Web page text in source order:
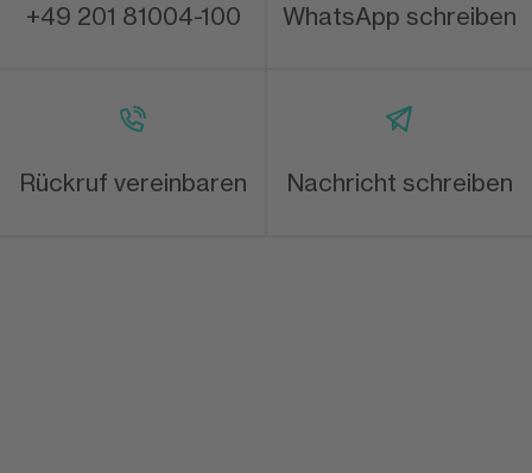
+49 201 81004-100 WhatsApp schreiben
Rückruf vereinbaren Nachricht schreiben